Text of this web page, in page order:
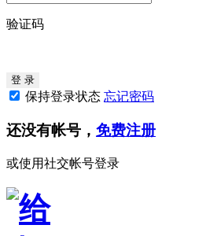
验证码
保持登录状态 忘记密码
还没有帐号， 免费注册
或使用社交帐号登录